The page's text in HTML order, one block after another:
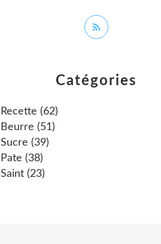
Catégories
Recette (62)
Beurre (51)
Sucre (39)
Pate (38)
Saint (23)